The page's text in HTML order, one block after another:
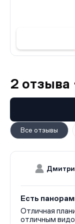
2 отзыва
Все отзывы
Есть
Отличная
отличным